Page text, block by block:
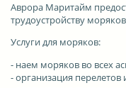
Аврора Маритайм
трудоустройству
Услуги для моряков:
- наем моряков во всех
- организация перелетов